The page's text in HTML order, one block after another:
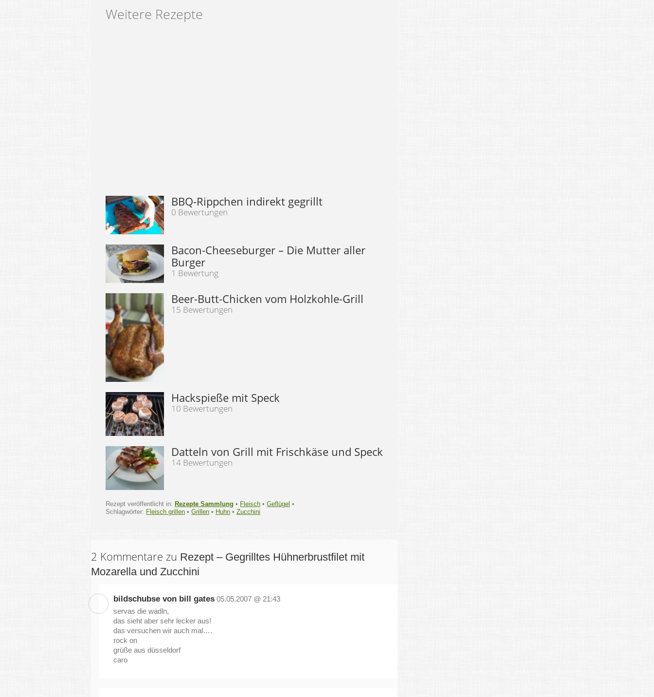
Weitere Rezepte
BBQ-Rippchen indirekt gegrillt
0 Bewertungen
Bacon-Cheeseburger – Die Mutter aller
Burger
1 Bewertung
Beer-Butt-Chicken vom Holzkohle-Grill
15 Bewertungen
Hackspieße mit Speck
10 Bewertungen
Datteln von Grill mit Frischkäse und Speck
14 Bewertungen
Rezept veröffentlicht in: Rezepte Sammlung • Fleisch • Geflügel •
Schlagwörter: Fleisch grillen • Grillen • Huhn • Zucchini
2 Kommentare zu Rezept – Gegrilltes Hühnerbrustfilet mit
Mozarella und Zucchini
bildschubse von bill gates 05.05.2007 @ 21:43
servas die wadln,
das sieht aber sehr lecker aus!
das versuchen wir auch mal….
rock on
grüße aus düsseldorf
caro